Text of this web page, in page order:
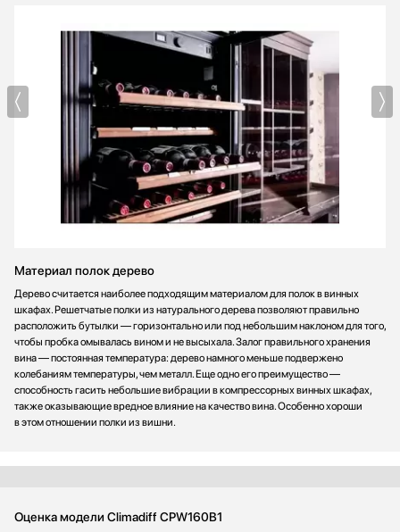
Материал полок дерево
Дерево считается наиболее подходящим материалом для полок в винных
шкафах. Решетчатые полки из натурального дерева позволяют правильно
расположить бутылки — горизонтально или под небольшим наклоном для того,
чтобы пробка омывалась вином и не высыхала. Залог правильного хранения
вина — постоянная температура: дерево намного меньше подвержено
колебаниям температуры, чем металл. Еще одно его преимущество —
способность гасить небольшие вибрации в компрессорных винных шкафах,
также оказывающие вредное влияние на качество вина. Особенно хороши
в этом отношении полки из вишни.
Оценка модели Climadiff CPW160B1